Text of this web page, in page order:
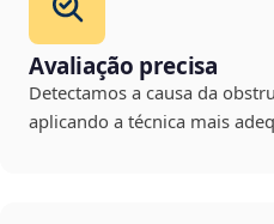
Avaliação precisa
Detectamos a causa da
aplicando a técnica mais